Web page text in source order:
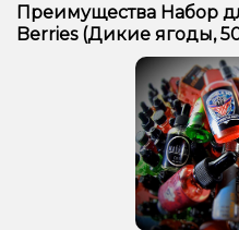
Преимущества Набор
Berries (Дикие ягоды,